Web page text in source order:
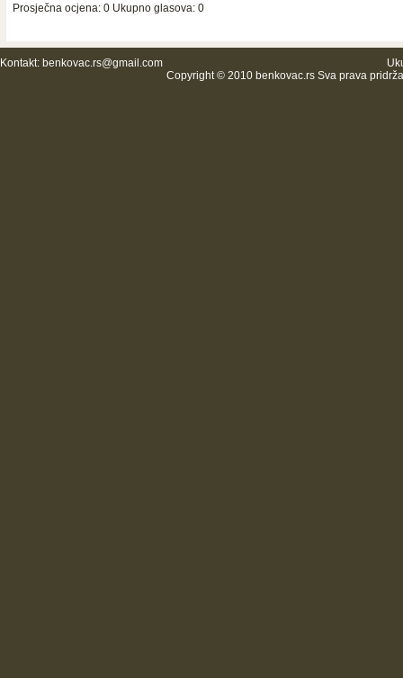
Prosječna ocjena: 0 Ukupno glasova: 0
Kontakt: benkovac.rs@gmail.com
Copyright © 2010 benkovac.rs Sva prava